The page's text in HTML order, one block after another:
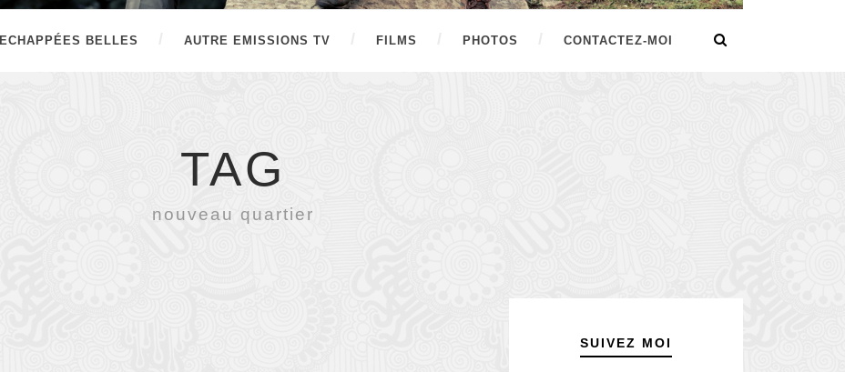
ECHAPPÉES BELLES AUTRE EMISSIONS TV FILMS PHOTOS CONTACTEZ-MOI
TAG
nouveau quartier
SUIVEZ MOI